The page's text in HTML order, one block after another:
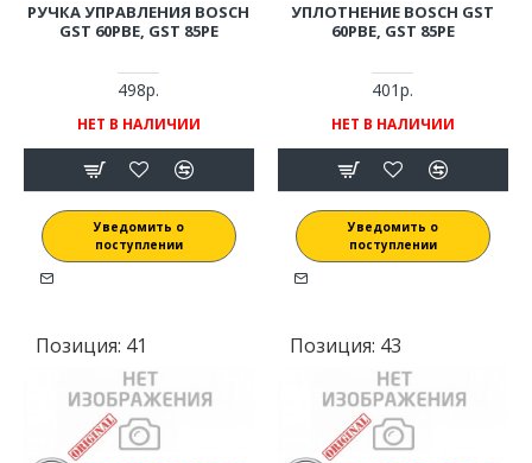
РУЧКА УПРАВЛЕНИЯ BOSCH
GST 60PBE, GST 85PE
498р.
НЕТ В НАЛИЧИИ
Уведомить о
поступлении
УПЛОТНЕНИЕ BOSCH GST
60PBE, GST 85PE
401р.
НЕТ В НАЛИЧИИ
Уведомить о
поступлении
Позиция: 41 Позиция: 43